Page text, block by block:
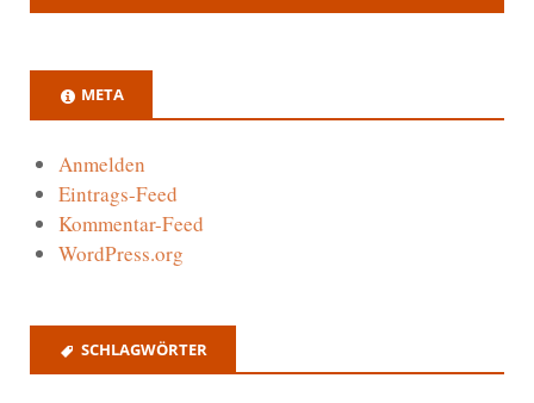
META
Anmelden
Eintrags-Feed
Kommentar-Feed
WordPress.org
SCHLAGWÖRTER